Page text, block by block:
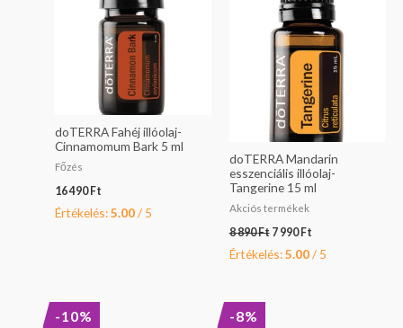
doTERRA Fahéj illóolaj-
Cinnamomum Bark 5 ml
Főzés
16 490 Ft
Értékelés:5.00/ 5
doTERRA Mandarin
esszenciális illóolaj-
Tangerine 15 ml
Akciós termékek
8 890Ft
890 Ft.
7 990 Ft
7
990 Ft.
Értékelés:5.00/ 5
-10% -8%